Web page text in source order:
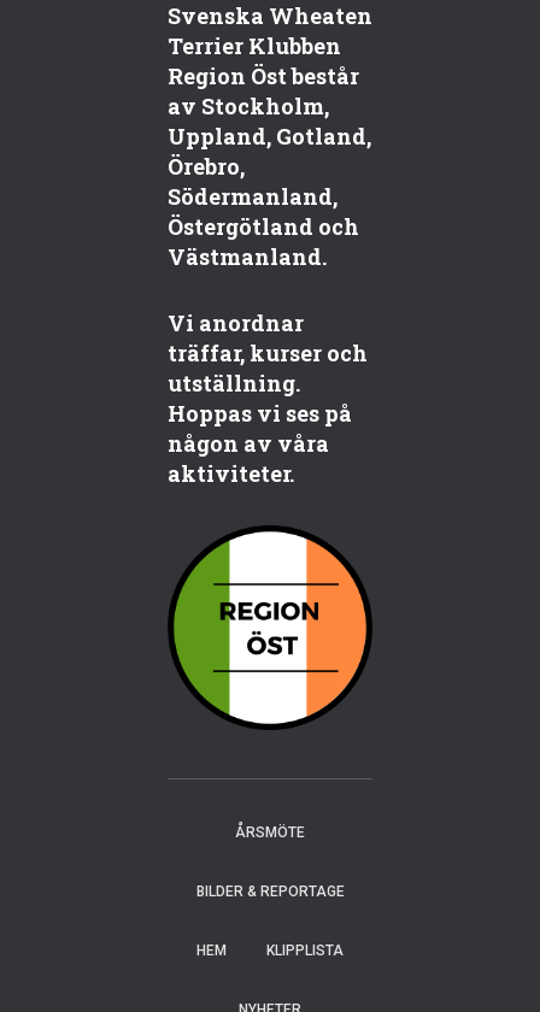
Svenska Wheaten
Terrier Klubben
Region Öst består
av Stockholm,
Uppland, Gotland,
Örebro,
Södermanland,
Östergötland och
Västmanland.
Vi anordnar
träffar, kurser och
utställning.
Hoppas vi ses på
någon av våra
aktiviteter.
ÅRSMÖTE
BILDER & REPORTAGE
HEM KLIPPLISTA